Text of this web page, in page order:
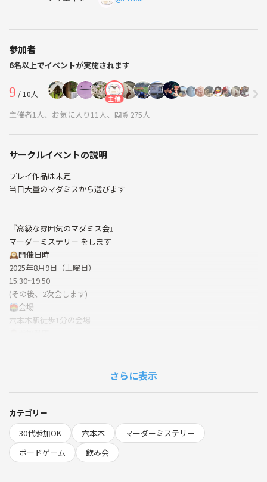
参加者
6名以上でイベントが実施されます
9 / 10人 主催
主催者1人、お気に入り11人、閲覧275人
サークルイベントの説明
プレイ作品は未定
当日大量のマダミスから選びます
『高級な雰囲気のマダミス会』
マーダーミステリー をします
🕰️開催日時
2025年8月9日（土曜日）
15:30~19:50
(その後、2次会します)
🏟️会場
六本木駅徒歩1分の会場
⭕️一期一会を大切にできる人
ほとんどの方は1人参加&初参戦です。
うちのマダミス会は良く言えば友だち作り特化型(正直に言えば"偏差値
が低い")なので、ルールは適当で楽しむことしか考えてません。だか
ら、初心者の方こそ大歓迎🔰、むしろ経験者はドン引いて『ねぇ！ち
さらに表示
カテゴリー
30代参加OK
六本木
マーダーミステリー
ボードゲーム
飲み会